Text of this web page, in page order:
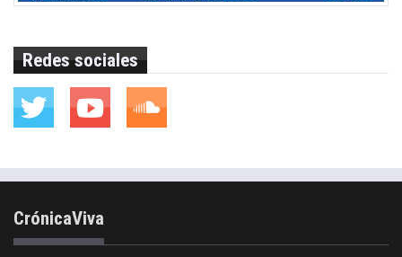
Redes sociales
CrónicaViva